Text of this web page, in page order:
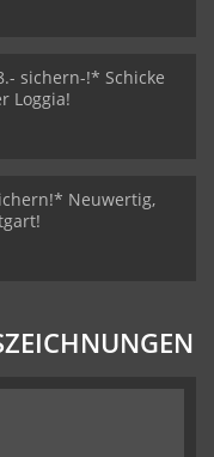
sichern-!* Schicke
Loggia!
Neuwertig,